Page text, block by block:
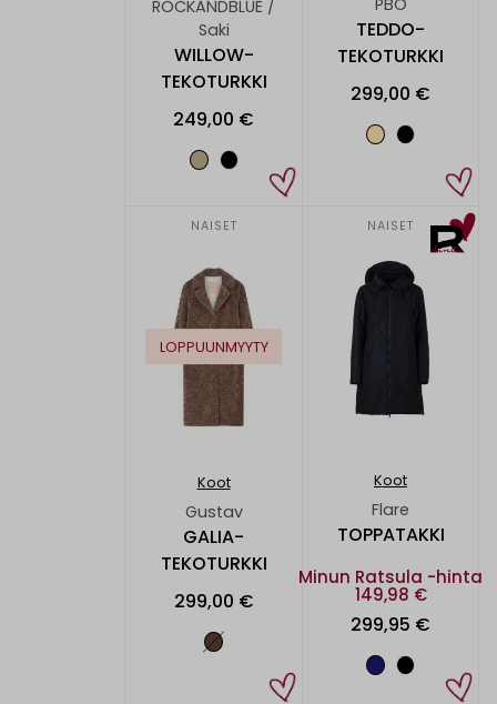
ROCKANDBLUE /
Saki
WILLOW-
TEKOTURKKI
249,00 €
PBO
TEDDO-
TEKOTURKKI
299,00 €
NAISET
LOPPUUNMYYTY
Koot
Gustav
GALIA-
TEKOTURKKI
299,00 €
NAISET
Koot
Flare
TOPPATAKKI
Minun Ratsula -hinta
149,98 €
299,95 €